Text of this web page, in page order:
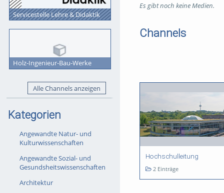
Servicestelle Lehre & Didaktik
Holz-Ingenieur-Bau-Werke
Alle Channels anzeigen
Kategorien
Angewandte Natur- und
Kulturwissenschaften
Angewandte Sozial- und
Gesundsheitswissenschaften
Architektur
Es gibt noch keine Medien.
Channels
Hochschulleitung
2 Einträge